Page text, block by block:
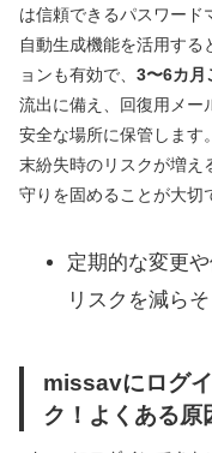
は信頼できるパスワード
自動生成機能を活用する
ョンも有効で、 3〜6カ月
流出に備え、回復用メー
安全な場所に保管します
末紛失時のリスクが増え
守りを固めることが大切
定期的な変更
リスクを減らそ
missavにログ
ク！よくある原